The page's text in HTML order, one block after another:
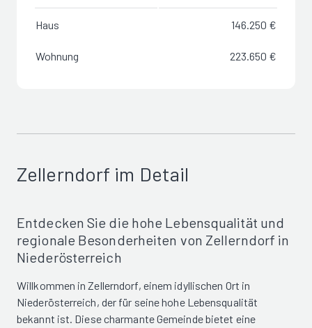
Haus 146.250 €
Wohnung 223.650 €
Zellerndorf im Detail
Entdecken Sie die hohe Lebensqualität und
regionale Besonderheiten von Zellerndorf in
Niederösterreich
Willkommen in Zellerndorf, einem idyllischen Ort in
Niederösterreich, der für seine hohe Lebensqualität
bekannt ist. Diese charmante Gemeinde bietet eine